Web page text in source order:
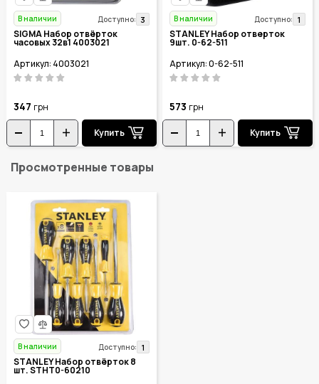
В наличии Доступно: 3
SIGMA Набор отвёрток
часовых 32в1 4003021
Артикул: 4003021
347 грн
Купить
В наличии Доступно: 1
STANLEY Набор отверток
9шт. 0-62-511
Артикул: 0-62-511
573 грн
Купить
Просмотренные товары
В наличии Доступно: 1
STANLEY Набор отвёрток 8
шт. STHT0-60210